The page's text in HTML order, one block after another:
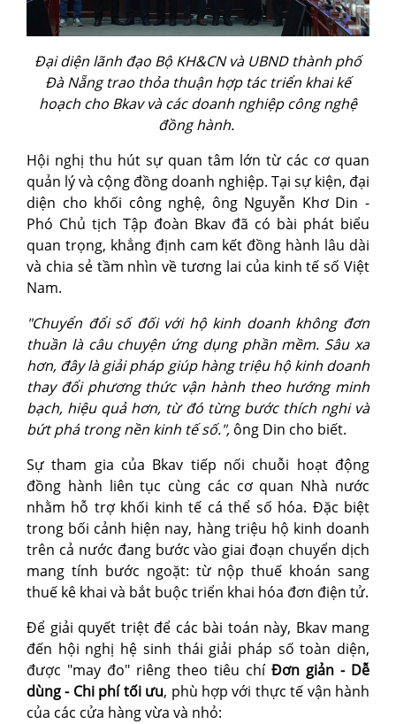
Đại diện lãnh đạo Bộ KH&CN và UBND thành phố
Đà Nẵng trao thỏa thuận hợp tác triển khai kế
hoạch cho Bkav và các doanh nghiệp công nghệ
đồng hành.
Hội nghị thu hút sự quan tâm lớn từ các cơ quan
quản lý và cộng đồng doanh nghiệp. Tại sự kiện, đại
diện cho khối công nghệ, ông Nguyễn Khơ Din -
Phó Chủ tịch Tập đoàn Bkav đã có bài phát biểu
quan trọng, khẳng định cam kết đồng hành lâu dài
và chia sẻ tầm nhìn về tương lai của kinh tế số Việt
Nam.
"Chuyển đổi số đối với hộ kinh doanh không đơn
thuần là câu chuyện ứng dụng phần mềm. Sâu xa
hơn, đây là giải pháp giúp hàng triệu hộ kinh doanh
thay đổi phương thức vận hành theo hướng minh
bạch, hiệu quả hơn, từ đó từng bước thích nghi và
bứt phá trong nền kinh tế số.", ông Din cho biết.
Sự tham gia của Bkav tiếp nối chuỗi hoạt động
đồng hành liên tục cùng các cơ quan Nhà nước
nhằm hỗ trợ khối kinh tế cá thể số hóa. Đặc biệt
trong bối cảnh hiện nay, hàng triệu hộ kinh doanh
trên cả nước đang bước vào giai đoạn chuyển dịch
mang tính bước ngoặt: từ nộp thuế khoán sang
thuế kê khai và bắt buộc triển khai hóa đơn điện tử.
Để giải quyết triệt để các bài toán này, Bkav mang
đến hội nghị hệ sinh thái giải pháp số toàn diện,
được "may đo" riêng theo tiêu chí Đơn giản - Dễ
dùng - Chi phí tối ưu, phù hợp với thực tế vận hành
của các cửa hàng vừa và nhỏ: